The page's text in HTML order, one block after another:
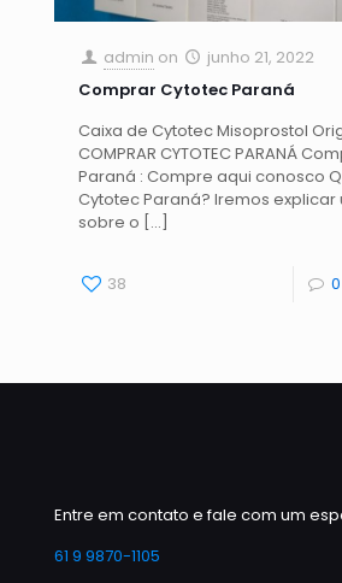
admin on
junho 21, 2022
Comprar Cytotec Paraná
Caixa de Cytotec Misoprostol
COMPRAR CYTOTEC PARANÁ
Paraná : Compre aqui conosco
Cytotec Paraná? Iremos explicar
sobre o […]
38 0
Entre em contato e fale com um
61 9 9870-1105